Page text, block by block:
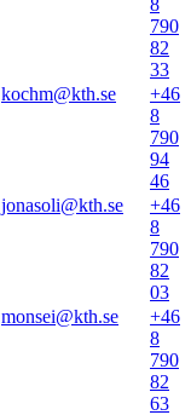
790
82
33
kochm@kth.se
+46
8
790
94
46
jonasoli@kth.se
+46
8
790
82
03
monsei@kth.se
+46
8
790
82
63